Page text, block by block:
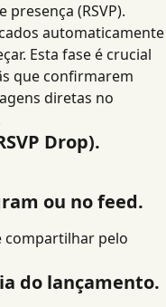
(RSVP).
automaticamente
Esta fase é crucial
que confirmarem
diretas no
Drop).
ou no feed.
compartilhar pelo
do lançamento.